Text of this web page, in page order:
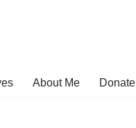
About Me Donate